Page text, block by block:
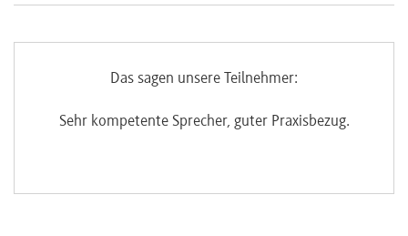
Das sagen unsere Teilnehmer:
Sehr kompetente Sprecher, guter Praxisbezug.